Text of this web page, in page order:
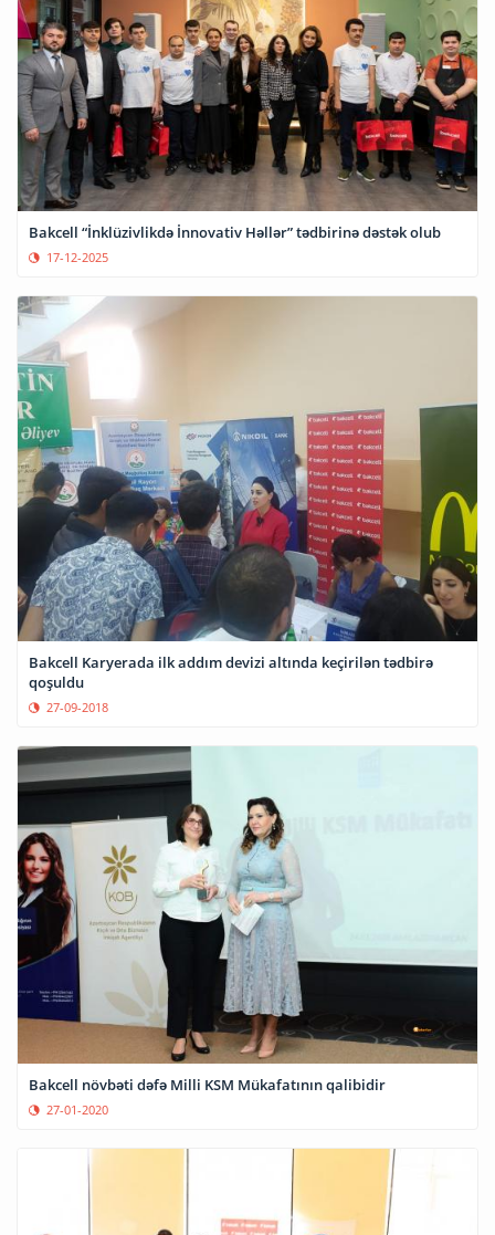
Bakcell “İnklüzivlikdə İnnovativ Həllər” tədbirinə dəstək olub
17-12-2025
Bakcell Karyerada ilk addım devizi altında keçirilən tədbirə
qoşuldu
27-09-2018
Bakcell növbəti dəfə Milli KSM Mükafatının qalibidir
27-01-2020